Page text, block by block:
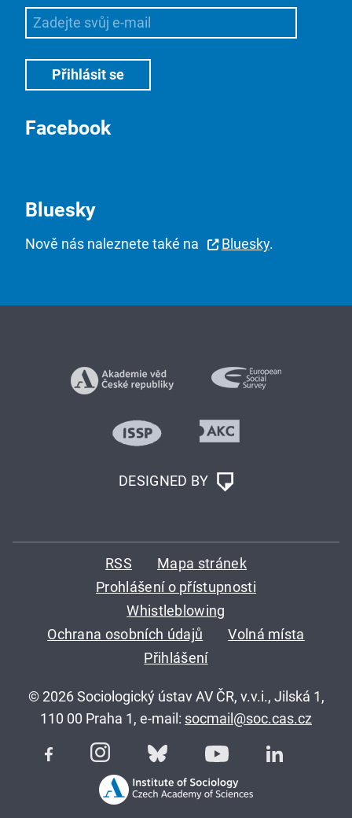
Facebook
Bluesky
Nově nás naleznete také na Bluesky.
DESIGNED BY
RSS
Mapa stránek
Prohlášení o přístupnosti
Whistleblowing
Ochrana osobních údajů
Volná místa
Přihlášení
© 2026 Sociologický ústav AV ČR, v.v.i., Jilská 1,
110 00 Praha 1, e-mail: socmail@soc.cas.cz